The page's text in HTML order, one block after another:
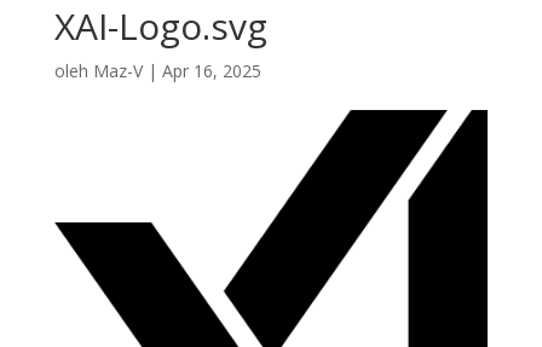
XAI-Logo.svg
oleh Maz-V| Apr 16, 2025